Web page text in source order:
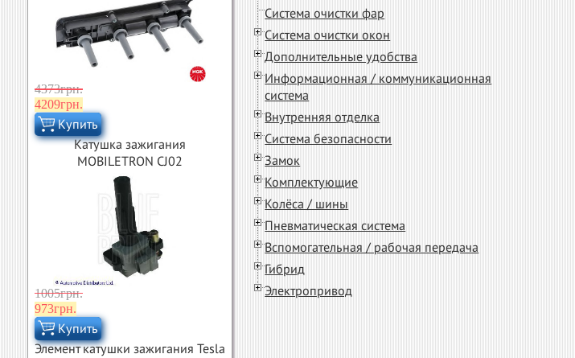
4373грн.
4209грн.
Купить
Катушка зажигания
MOBILETRON CJ02
1005грн.
973грн.
Купить
Элемент катушки зажигания Tesla
Система очистки фар
Система очистки окон
Дополнительные удобства
Информационная / коммуникационная
система
Внутренняя отделка
Система безопасности
Замок
Комплектующие
Колёса / шины
Пневматическая система
Вспомогательная / рабочая передача
Гибрид
Электропривод